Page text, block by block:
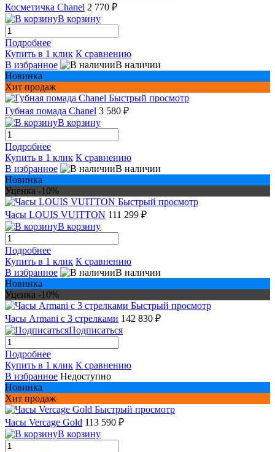
Косметичка Chanel 2 770 ₽
В корзину
Подробнее
Купить в 1 клик К сравнению
В избранное
В наличии
Новинка
Хит продаж
Быстрый просмотр
Губная помада Chanel 3 580 ₽
В корзину
Подробнее
Купить в 1 клик К сравнению
В избранное
В наличии
Новинка
Уценка -10%
Быстрый просмотр
Часы LOUIS VUITTON 111 299 ₽
В корзину
Подробнее
Купить в 1 клик К сравнению
В избранное
В наличии
Новинка
Уценка -10%
Быстрый просмотр
Часы Armani с 3 стрелками 142 830 ₽
Подписаться
Подробнее
Купить в 1 клик К сравнению
В избранное Недоступно
Новинка
Хит продаж
Быстрый просмотр
Часы Vercage Gold 113 590 ₽
В корзину